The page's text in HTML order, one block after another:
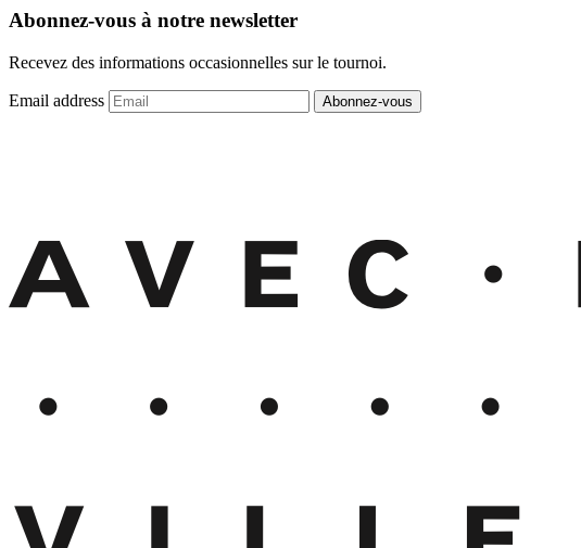
Abonnez-vous à notre newsletter
Recevez des informations occasionnelles sur le tournoi.
Email address Abonnez-vous